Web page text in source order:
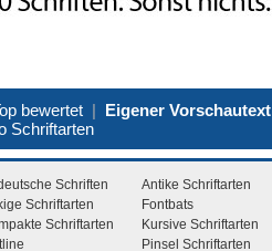
bewertet | Eigener Vorschautext
Schriftarten
Schriften Antike Schriftarten
Schriftarten Fontbats
Schriftarten Kursive Schriftarten
Pinsel Schriftarten